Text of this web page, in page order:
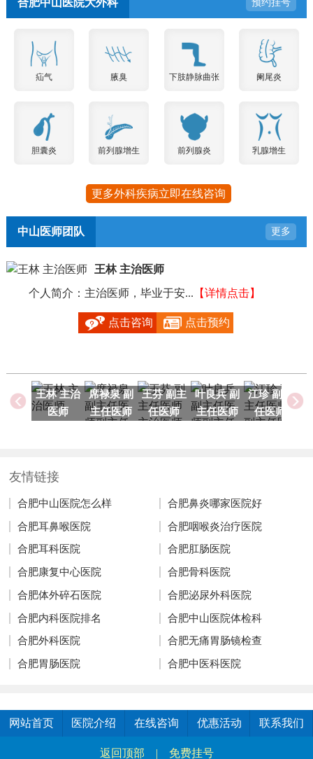
预约挂号
疝气 腋臭 下肢静脉曲张 阑尾炎
胆囊炎 前列腺增生 前列腺炎 乳腺增生
更多外科疾病立即在线咨询
中山医师团队 更多
王林 主治医师
个人简介：主治医师，毕业于安... 【详情点击】
点击咨询 点击预约
王林 主治
医师
席禄泉 副
主任医师
王芬 副主
任医师
叶良兵 副
主任医师
江珍 副主
任医师
友情链接
合肥中山医院怎么样 合肥鼻炎哪家医院好
合肥耳鼻喉医院 合肥咽喉炎治疗医院
合肥耳科医院 合肥肛肠医院
合肥康复中心医院 合肥骨科医院
合肥体外碎石医院 合肥泌尿外科医院
合肥内科医院排名 合肥中山医院体检科
合肥外科医院 合肥无痛胃肠镜检查
合肥胃肠医院 合肥中医科医院
网站首页 医院介绍 在线咨询 优惠活动 联系我们
返回顶部 | 免费挂号